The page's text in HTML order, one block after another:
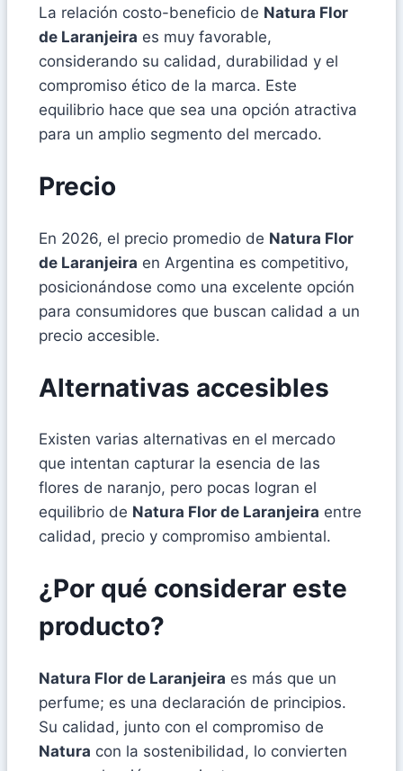
La relación costo-beneficio de Natura Flor
de Laranjeira es muy favorable,
considerando su calidad, durabilidad y el
compromiso ético de la marca. Este
equilibrio hace que sea una opción atractiva
para un amplio segmento del mercado.
Precio
En 2026, el precio promedio de Natura Flor
de Laranjeira en Argentina es competitivo,
posicionándose como una excelente opción
para consumidores que buscan calidad a un
precio accesible.
Alternativas accesibles
Existen varias alternativas en el mercado
que intentan capturar la esencia de las
flores de naranjo, pero pocas logran el
equilibrio de Natura Flor de Laranjeira entre
calidad, precio y compromiso ambiental.
¿Por qué considerar este
producto?
Natura Flor de Laranjeira es más que un
perfume; es una declaración de principios.
Su calidad, junto con el compromiso de
Natura con la sostenibilidad, lo convierten